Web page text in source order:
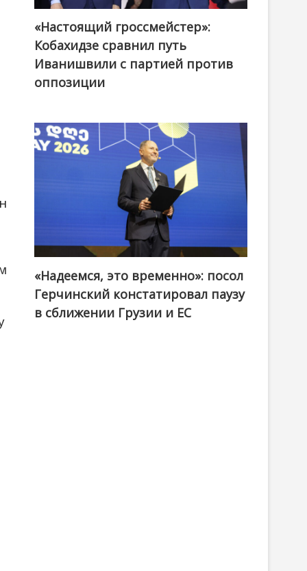
@ქართული ოცნება / Georgian Dream
«Настоящий гроссмейстер»:
Кобахидзе сравнил путь
Иванишвили с партией против
оппозиции
«Надеемся, это временно»: посол
Герчинский констатировал паузу
в сближении Грузии и ЕС